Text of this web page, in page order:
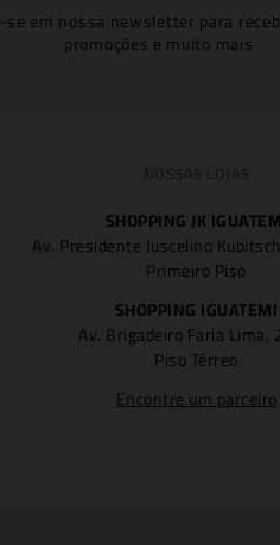
em nossa newsletter para
promoções e muito mais
SHOPPING JK
Av. Presidente Juscelino
Primeiro Piso
SHOPPING IGUATEMI
Av. Brigadeiro Faria Lima,
Piso Térreo
Encontre um parceiro